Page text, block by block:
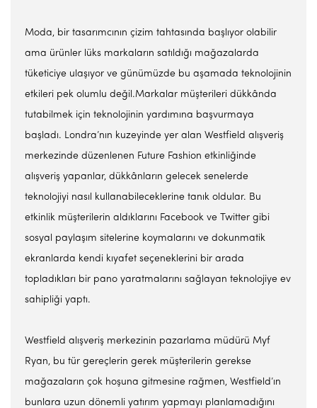
Moda, bir tasarımcının çizim tahtasında başlıyor olabilir
ama ürünler lüks markaların satıldığı mağazalarda
tüketiciye ulaşıyor ve günümüzde bu aşamada teknolojinin
etkileri pek olumlu değil.Markalar müşterileri dükkânda
tutabilmek için teknolojinin yardımına başvurmaya
başladı. Londra’nın kuzeyinde yer alan Westfield alışveriş
merkezinde düzenlenen Future Fashion etkinliğinde
alışveriş yapanlar, dükkânların gelecek senelerde
teknolojiyi nasıl kullanabileceklerine tanık oldular. Bu
etkinlik müşterilerin aldıklarını Facebook ve Twitter gibi
sosyal paylaşım sitelerine koymalarını ve dokunmatik
ekranlarda kendi kıyafet seçeneklerini bir arada
topladıkları bir pano yaratmalarını sağlayan teknolojiye ev
sahipliği yaptı.
Westfield alışveriş merkezinin pazarlama müdürü Myf
Ryan, bu tür gereçlerin gerek müşterilerin gerekse
mağazaların çok hoşuna gitmesine rağmen, Westfield’ın
bunlara uzun dönemli yatırım yapmayı planlamadığını